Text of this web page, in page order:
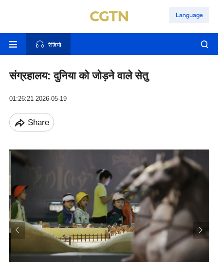
Language
रेडियो
संग्रहालय: दुनिया को जोड़ने वाले सेतु
01:26:21 2026-05-19
Share